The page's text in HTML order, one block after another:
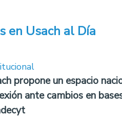
en Usach al Día
propone un espacio
ante cambios en